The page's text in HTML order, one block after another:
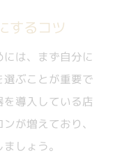
するコツ
は、まず自分に
ぶことが重要で
導入している店
が増えており、
しょう。